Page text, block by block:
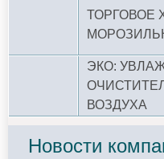
ТОРГОВОЕ
ЭКО:
ВОЗДУХА
Новости